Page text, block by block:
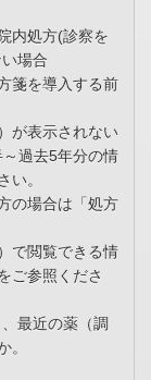
内処方(診察を
場合
箋を導入する前
が表示されない
過去5年分の情
い。
の場合は「処方
で閲覧できる情
ご参照くださ
最近の薬（調
。